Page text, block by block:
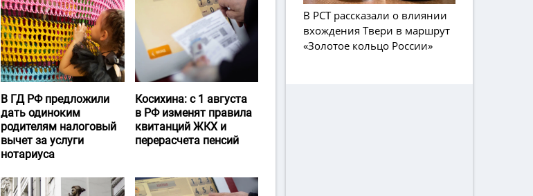
В ГД РФ предложили
дать одиноким
родителям налоговый
вычет за услуги
нотариуса
Косихина: с 1 августа
в РФ изменят правила
квитанций ЖКХ и
перерасчета пенсий
В РСТ рассказали о влиянии
вхождения Твери в маршрут
«Золотое кольцо России»